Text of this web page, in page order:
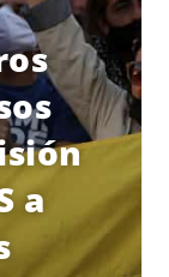
a